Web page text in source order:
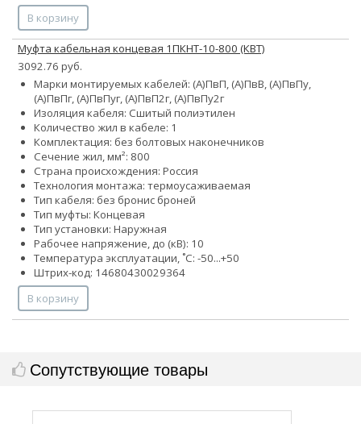
В корзину
Муфта кабельная концевая 1ПКНТ-10-800 (КВТ)
3092.76 руб.
Марки монтируемых кабелей: (А)ПвП, (А)ПвВ, (А)ПвПу,
(А)ПвПг, (А)ПвПуг, (А)ПвП2г, (А)ПвПу2г
Изоляция кабеля: Сшитый полиэтилен
Количество жил в кабеле: 1
Комплектация: без болтовых наконечников
Сечение жил, мм²: 800
Страна происхождения: Россия
Технология монтажа: термоусаживаемая
Тип кабеля: без бронис броней
Тип муфты: Концевая
Тип установки: Наружная
Рабочее напряжение, до (кВ): 10
Температура эксплуатации, ˚С: -50...+50
Штрих-код: 14680430029364
В корзину
Сопутствующие товары